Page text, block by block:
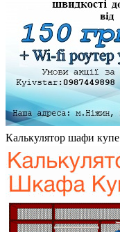
Калькулятор шафи купе